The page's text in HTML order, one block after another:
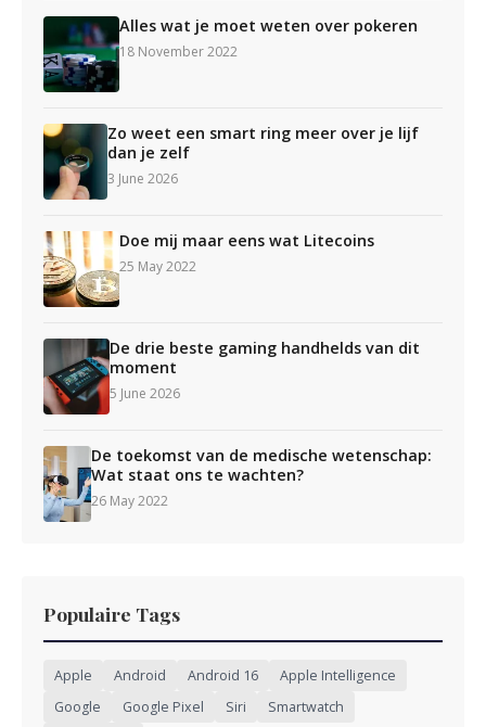
Alles wat je moet weten over pokeren
18 November 2022
Zo weet een smart ring meer over je lijf
dan je zelf
3 June 2026
Doe mij maar eens wat Litecoins
25 May 2022
De drie beste gaming handhelds van dit
moment
5 June 2026
De toekomst van de medische wetenschap:
Wat staat ons te wachten?
26 May 2022
Populaire Tags
Apple Android Android 16
Apple Intelligence
Google
Google Pixel Siri
Smartwatch